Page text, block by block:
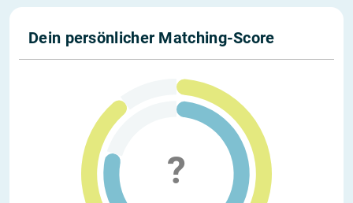
Dein persönlicher Matching-Score